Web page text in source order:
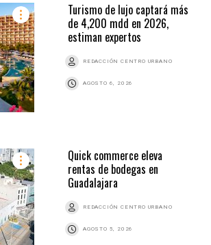
Turismo de lujo captará más
de 4,200 mdd en 2026,
estiman expertos
REDACCIÓN CENTRO URBANO
AGOSTO 6, 2026
Quick commerce eleva
rentas de bodegas en
Guadalajara
REDACCIÓN CENTRO URBANO
AGOSTO 5, 2026